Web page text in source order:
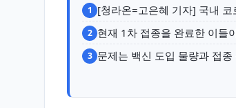
1 [청라온=고은혜 기자] 국내
2 현재 1차 접종을 완료한 이들
3 문제는 백신 도입 물량과 접종